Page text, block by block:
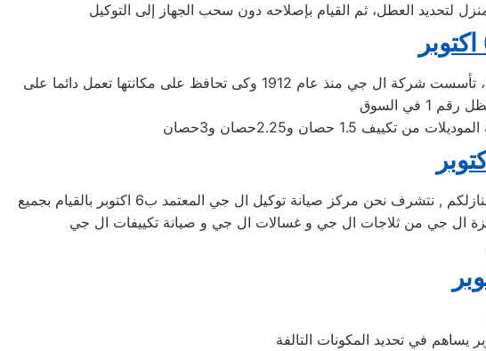
شركة ال جي اليابانيه من افضل الشركات التى توجد فى اسواق المكيفات وتوفر لنا افضل الاجهزه المنزليه التى تحتاجها، تأسست شركة ال جي منذ عام 1912 وكى تحافظ على مكانتها تعمل دائما على
تحدث مع الدعم الفني لصيانة غسالات ال جي بمركز صيانة ال جي ب6 اكتوبر المعتمد لصيانة اجهزة ال جي الكهربائية بمنازلكم , نتشرف نحن مركز صيانة توكيل ال جي المعتمد ب6 اكتوبر بالقيام بجميع